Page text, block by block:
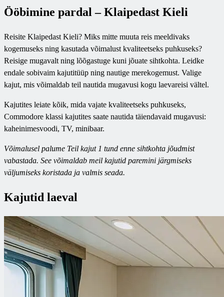
Ööbimine pardal – Klaipedast Kieli
Reisite Klaipedast Kieli? Miks mitte muuta reis meeldivaks
kogemuseks ning kasutada võimalust kvaliteetseks puhkuseks?
Reisige mugavalt ning lõõgastuge kuni jõuate sihtkohta. Leidke
endale sobivaim kajutitüüp ning nautige merekogemust. Valige
kajut, mis võimaldab teil nautida mugavusi kogu laevareisi vältel.
Kajutites leiate kõik, mida vajate kvaliteetseks puhkuseks,
Commodore klassi kajutites saate nautida täiendavaid mugavusi:
kaheinimesvoodi, TV, minibaar.
Võimalusel palume Teil kajut 1 tund enne sihtkohta jõudmist
vabastada. See võimaldab meil kajutid paremini järgmiseks
väljumiseks koristada ja valmis seada.
Kajutid laeval